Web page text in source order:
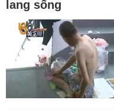
lang sống